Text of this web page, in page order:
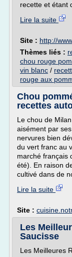
recette et étant
Lire la suite
Site : http://
Thèmes liés :
chou rouge
vin blanc /
rouge aux
Chou
recettes
Le chou de
aisément par
nervures bien
du vert franc au
marché français
été). En raison
cultivé dans de
Lire la suite
Site :
Les
Saucisse
Les Meilleures